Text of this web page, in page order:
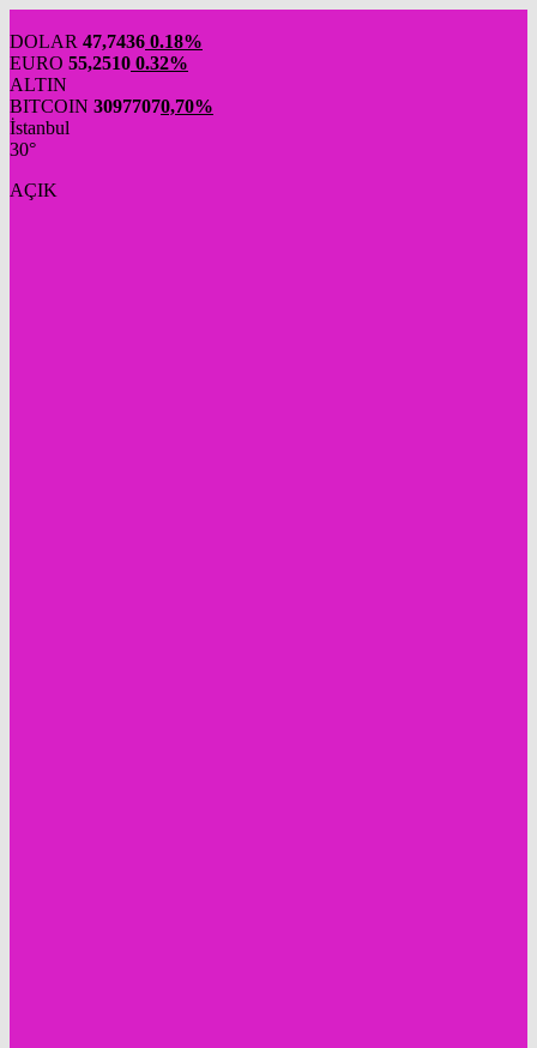
DOLAR 47,7436 0.18%
EURO 55,2510 0.32%
ALTIN
BITCOIN 30977070,70%
İstanbul
30°
AÇIK